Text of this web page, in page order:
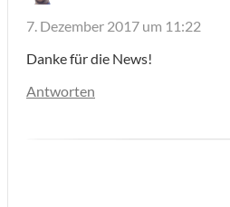
7. Dezember 2017 um 11:22
Danke für die News!
Antworten